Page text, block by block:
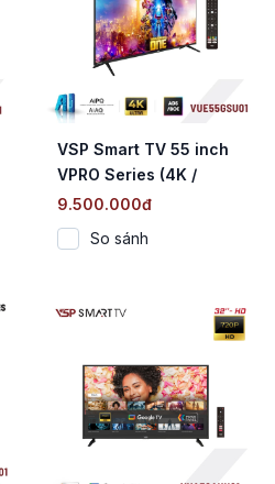
VSP Smart TV 55 inch
VPRO Series (4K /
Google TV / AiPQ / AiAQ
Karaoke)
9.500.000đ
So sánh